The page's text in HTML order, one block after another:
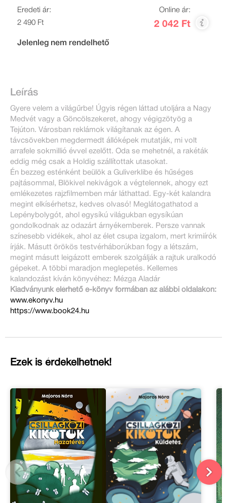
Eredeti ár:
2 490 Ft
Online ár:
2 042 Ft
Jelenleg nem rendelhető
Leírás
Gyere velem a világűrbe! Úgyis régen láttad utoljára a Nagy
Medvét vagy a Göncölszekeret, ahogy végigzötyög a
Tejúton. Városban reklámok világítanak az égen. A
távcsövekben megdermedt állóképek mutatják, mi volt
arrafele sokmillió évvel ezelőtt. Oda se mehetnél, a rakéták
eddig még csak a Holdig szállítottak utasokat.
Én bezzeg esténként beülök a Guliverklibe és hűséges
pajtásommal, Blökivel nekivágok a végtelennek, ahogy ezt
emlékezetes rajzfilmemben már láthattad. Egy-két kalandra
megint elkísérhetsz, kedves olvasó! Meglátogathatod a
Lepénybolygót, ahol egysíkú világukban egysíkúan
gondolkodnak az odazárt árnyékemberek. Persze vannak
színesebb vidékek, ahol az élet csupa izgalom, mert krimiírók
írják. Másutt örökös testvérháborúkban fogy a létszám,
megint másutt leigázott emberek szolgálják a rajtuk uralkodó
gépeket. A többi maradjon meglepetés. Kellemes
kalandozást kíván könyvéhez: Mézga Aladár
Kiadványunk elérhető e-könyv formában az alábbi oldalakon:
www.ekonyv.hu
https://www.book24.hu
Ezek is érdekelhetnek!